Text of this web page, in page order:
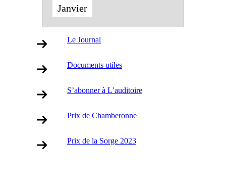
Janvier
Le Journal
Documents utiles
S’abonner à L’auditoire
Prix de Chamberonne
Prix de la Sorge 2023